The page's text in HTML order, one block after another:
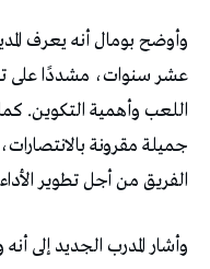
وأوضح بومال أنه يعرف
عشر سنوات، مشددًا على
اللعب وأهمية التكوين.
جميلة مقرونة
الفريق من أجل تطوير
وأشار المدرب الجديد